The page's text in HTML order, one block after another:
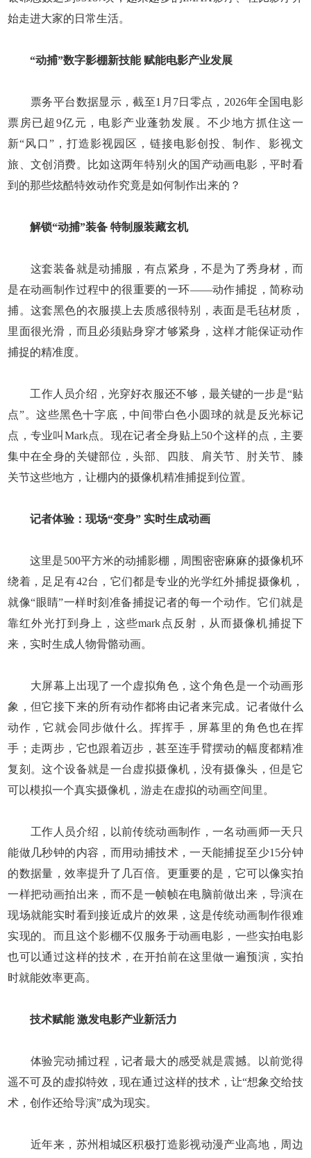
始走进大家的日常生活。
“动捕”数字影棚新技能 赋能电影产业发展
票务平台数据显示，截至1月7日零点，2026年全国电影
票房已超9亿元，电影产业蓬勃发展。不少地方抓住这一
新“风口”，打造影视园区，链接电影创投、制作、影视文
旅、文创消费。比如这两年特别火的国产动画电影，平时看
到的那些炫酷特效动作究竟是如何制作出来的？
解锁“动捕”装备 特制服装藏玄机
这套装备就是动捕服，有点紧身，不是为了秀身材，而
是在动画制作过程中的很重要的一环——动作捕捉，简称动
捕。这套黑色的衣服摸上去质感很特别，表面是毛毡材质，
里面很光滑，而且必须贴身穿才够紧身，这样才能保证动作
捕捉的精准度。
工作人员介绍，光穿好衣服还不够，最关键的一步是“贴
点”。这些黑色十字底，中间带白色小圆球的就是反光标记
点，专业叫Mark点。现在记者全身贴上50个这样的点，主要
集中在全身的关键部位，头部、四肢、肩关节、肘关节、膝
关节这些地方，让棚内的摄像机精准捕捉到位置。
记者体验：现场“变身” 实时生成动画
这里是500平方米的动捕影棚，周围密密麻麻的摄像机环
绕着，足足有42台，它们都是专业的光学红外捕捉摄像机，
就像“眼睛”一样时刻准备捕捉记者的每一个动作。它们就是
靠红外光打到身上，这些mark点反射，从而摄像机捕捉下
来，实时生成人物骨骼动画。
大屏幕上出现了一个虚拟角色，这个角色是一个动画形
象，但它接下来的所有动作都将由记者来完成。记者做什么
动作，它就会同步做什么。挥挥手，屏幕里的角色也在挥
手；走两步，它也跟着迈步，甚至连手臂摆动的幅度都精准
复刻。这个设备就是一台虚拟摄像机，没有摄像头，但是它
可以模拟一个真实摄像机，游走在虚拟的动画空间里。
工作人员介绍，以前传统动画制作，一名动画师一天只
能做几秒钟的内容，而用动捕技术，一天能捕捉至少15分钟
的数据量，效率提升了几百倍。更重要的是，它可以像实拍
一样把动画拍出来，而不是一帧帧在电脑前做出来，导演在
现场就能实时看到接近成片的效果，这是传统动画制作很难
实现的。而且这个影棚不仅服务于动画电影，一些实拍电影
也可以通过这样的技术，在开拍前在这里做一遍预演，实拍
时就能效率更高。
技术赋能 激发电影产业新活力
体验完动捕过程，记者最大的感受就是震撼。以前觉得
遥不可及的虚拟特效，现在通过这样的技术，让“想象交给技
术，创作还给导演”成为现实。
近年来，苏州相城区积极打造影视动漫产业高地，周边